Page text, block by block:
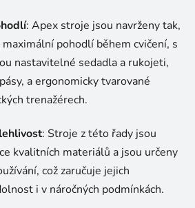
v
ý
p
i
s
u
: Apex stroje jsou navrženy tak,
pohodlí během cvičení, s
nastavitelné sedadla a rukojeti,
a ergonomicky tvarované
trenažérech.
: Stroje z této řady jsou
kvalitních materiálů a jsou určeny
což zaručuje jejich
i v náročných podmínkách.